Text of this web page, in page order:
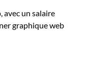
avec un salaire
graphique web